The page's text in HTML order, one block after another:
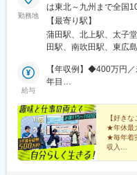
勤務地
は東北～九州まで全国
ンター）で受けられま
慮して決定します。※U
家電付のキレイな社員
北海道・東北／北海
関東／東京、神奈川、
岡、岐阜、三重◆関西
◆中国／広島、岡山、
媛、高知◆九州／福岡
【保全テクノセンター
田、関西、東広島、北九
【最寄り駅】
蒲田駅、北上駅、太子
田駅、南吹田駅、東広
城県)、山形駅、角田
駅、日立駅、東宿郷駅
駅、京成千葉駅、柏駅
町駅、掛川駅、桜町前
亀島駅、多治見駅、近
山駅、金沢駅、福井駅(
(滋賀県)、京都駅、西
給与
【年収例】◆400万円
年目
【好き
★年休最
★毎年着
収入